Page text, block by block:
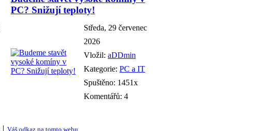
PC? Snižují teploty!
Středa, 29 červenec
2026
Vložil: aDDmin
Kategorie: PC a IT
Spuštěno: 1451x
Komentářů: 4
Váš odkaz na tomto webu